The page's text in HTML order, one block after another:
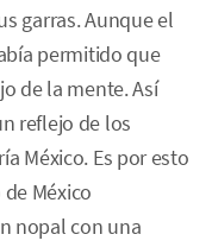
garras. Aunque el
permitido que
de la mente. Así
reflejo de los
México. Es por esto
México
nopal con una